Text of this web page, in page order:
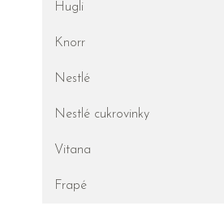
Hugli
Knorr
Nestlé
Nestlé cukrovinky
Vitana
Frapé